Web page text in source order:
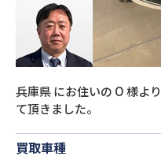
兵庫県にお住いの O様より
て頂きました。
買取車種